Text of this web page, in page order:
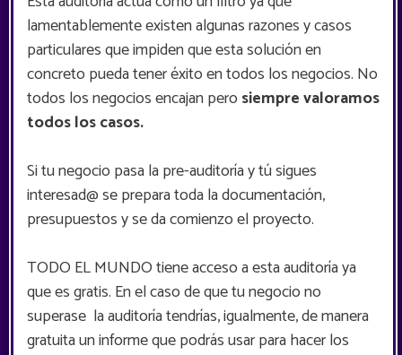
lamentablemente existen algunas razones y casos
particulares que impiden que esta solución en
concreto pueda tener éxito en todos los negocios. No
todos los negocios encajan pero siempre valoramos
todos los casos.
Si tu negocio pasa la pre-auditoría y tú sigues
interesad@ se prepara toda la documentación,
presupuestos y se da comienzo el proyecto.
TODO EL MUNDO tiene acceso a esta auditoría ya
que es gratis. En el caso de que tu negocio no
superase la auditoría tendrías, igualmente, de manera
gratuita un informe que podrás usar para hacer los